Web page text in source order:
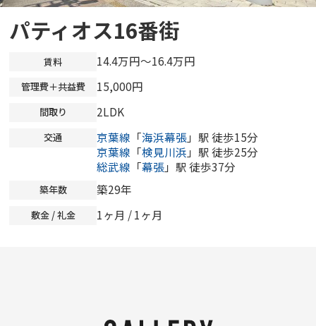
パティオス16番街
賃料 14.4万円～16.4万円
管理費＋共益費 15,000円
間取り 2LDK
交通 京葉線 「海浜幕張」駅 徒歩15分
京葉線 「検見川浜 」駅 徒歩25分
総武線 「幕張」駅 徒歩37分
築年数 築29年
敷金 / 礼金 1ヶ月 / 1ヶ月